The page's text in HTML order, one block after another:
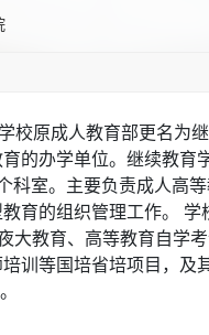
视大学(湘潭开放大学)
的机电一体化技术专业_大专_
的护理学专业_大专_本科
南电大)的学前教育专业_大
觉传达设计专业_大专_本科
件工程专业_大专_本科
原成人教育部更名为继
的办学单位。继续教
科室。主要负责成人高
育的组织管理工作。
大教育、高等教育自学
训等国培省培项目，